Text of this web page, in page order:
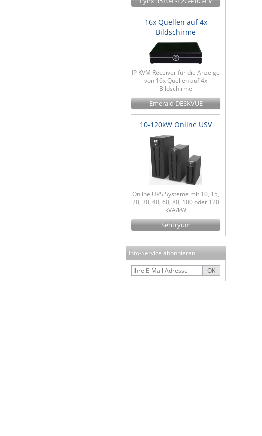
16x Quellen auf 4x
Bildschirme
IP KVM Receiver für die Anzeige
von 16x Quellen auf 4x
Bildschirme
Emerald DESKVUE
10-120kW Online USV
Online UPS Systeme mit 10, 15,
20, 30, 40, 60, 80, 100 oder 120
kVA/kW
Sentryum
Info-Service abonnieren
OK